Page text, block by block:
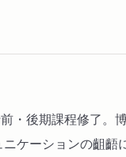
後期課程修了。博
ケーションの齟齬